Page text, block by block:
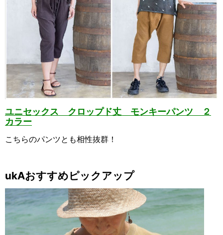
ユニセックス クロップド丈 モンキーパンツ ２
カラー
こちらのパンツとも相性抜群！
ukAおすすめピックアップ